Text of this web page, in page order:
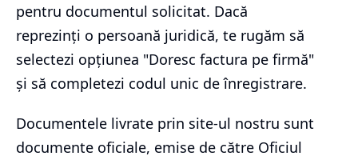
pentru documentul solicitat. Dacă
reprezinți o persoană juridică, te rugăm să
selectezi opțiunea "Doresc factura pe firmă"
și să completezi codul unic de înregistrare.
Documentele livrate prin site-ul nostru sunt
documente oficiale, emise de către Oficiul